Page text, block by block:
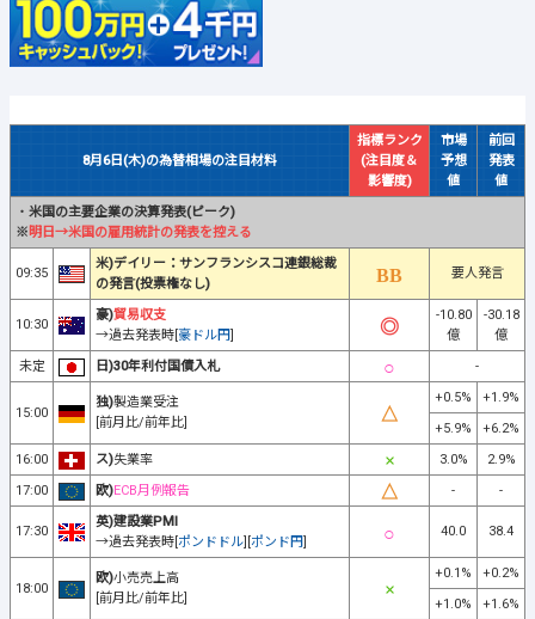
8月6日(木)の為替相場の注目材料
指標ランク
(注目度＆
影響度)
市場
予想
値
前回
発表
値
・ 米国の主要企業の決算発表(ピーク)
※明日→米国の雇用統計の発表を控える
09:35
米)デイリー：サンフランシスコ連銀総裁
の発言(投票権なし)
要人発言
10:30
豪)貿易収支
→過去発表時[豪ドル円]
-10.80
億
-30.18
億
未定
日)30年利付国債入札 -
15:00
独)製造業受注
[前月比/前年比]
+0.5%
+1.9%
+5.9%
+6.2%
16:00
ス)失業率 3.0%
2.9%
17:00
欧)ECB月例報告 - -
17:30
英)建設業PMI
→過去発表時[ポンドドル][ポンド円]
40.0 38.4
18:00
欧)小売売上高
[前月比/前年比]
+0.1%
+0.2%
+1.0%
+1.6%